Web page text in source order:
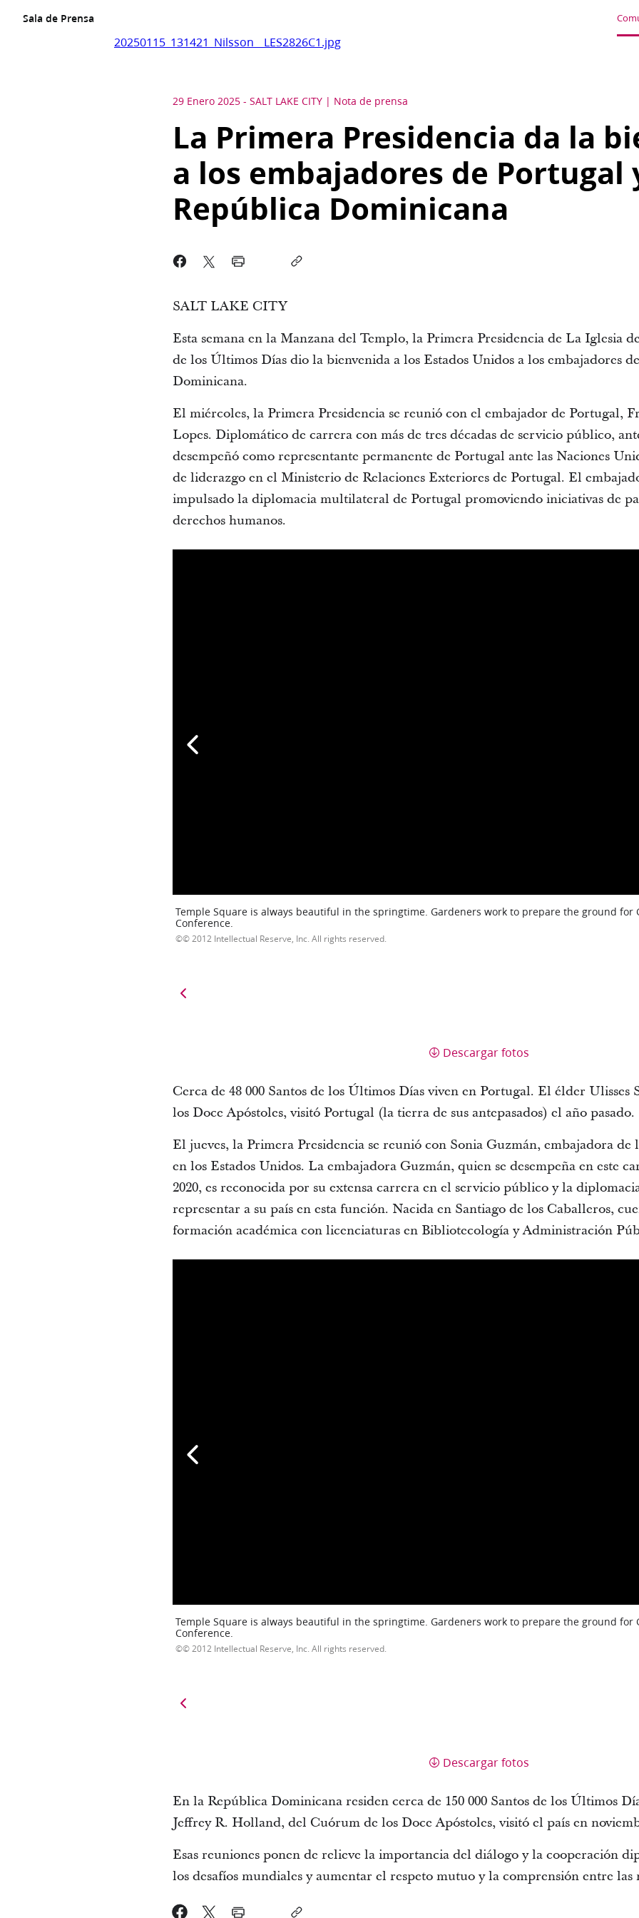
Sala de Prensa
20250115_131421_Nilsson__LES2826C1.jpg
29 Enero 2025 - SALT LAKE CITY Nota de prensa
La Primera Presidencia da la
a los embajadores de Portugal
República Dominicana
SALT LAKE CITY
Esta semana en la Manzana del Templo, la Primera Presidencia de La Iglesia
de los Últimos Días dio la bienvenida a los Estados Unidos a los embajadores
Dominicana.
El miércoles, la Primera Presidencia se reunió con el embajador de Portugal,
Lopes. Diplomático de carrera con más de tres décadas de servicio público,
desempeñó como representante permanente de Portugal ante las Naciones
de liderazgo en el Ministerio de Relaciones Exteriores de Portugal. El
impulsado la diplomacia multilateral de Portugal promoviendo iniciativas de
derechos humanos.
Temple Square is always beautiful in the springtime. Gardeners work to prepare the ground for
Conference.
© 2012 Intellectual Reserve, Inc. All rights reserved.
Descargar fotos
Cerca de 48 000 Santos de los Últimos Días viven en Portugal. El élder Ulisses
los Doce Apóstoles, visitó Portugal (la tierra de sus antepasados) el año pasado.
El jueves, la Primera Presidencia se reunió con Sonia Guzmán, embajadora
en los Estados Unidos. La embajadora Guzmán, quien se desempeña en este
2020, es reconocida por su extensa carrera en el servicio público y la
representar a su país en esta función. Nacida en Santiago de los Caballeros,
formación académica con licenciaturas en Bibliotecología y Administración
Temple Square is always beautiful in the springtime. Gardeners work to prepare the ground for
Conference.
© 2012 Intellectual Reserve, Inc. All rights reserved.
Descargar fotos
En la República Dominicana residen cerca de 150 000 Santos de los Últimos
Jeffrey R. Holland, del Cuórum de los Doce Apóstoles, visitó el país en
Esas reuniones ponen de relieve la importancia del diálogo y la cooperación
los desafíos mundiales y aumentar el respeto mutuo y la comprensión entre las